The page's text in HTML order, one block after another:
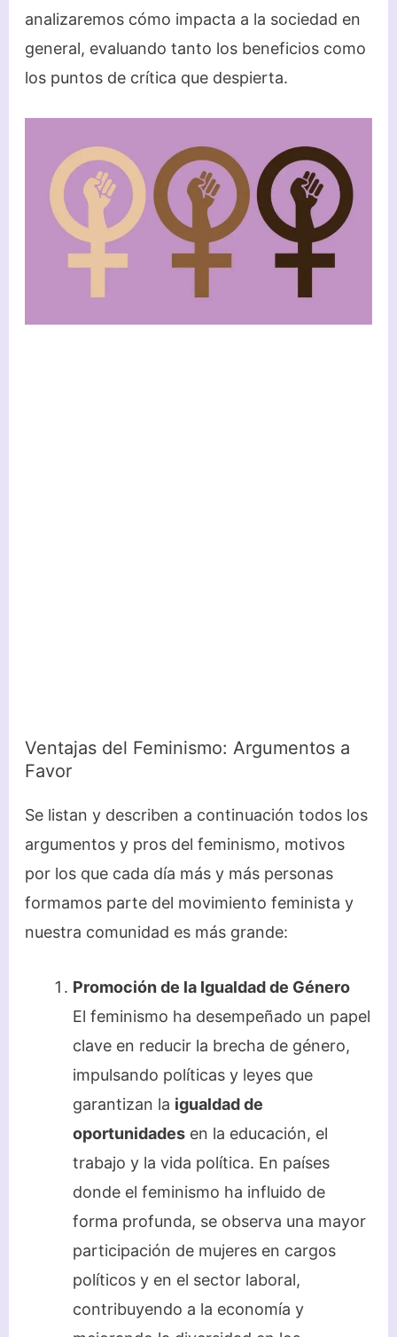
analizaremos cómo impacta a la sociedad en
general, evaluando tanto los beneficios como
los puntos de crítica que despierta.
Ventajas del Feminismo: Argumentos a
Favor
Se listan y describen a continuación todos los
argumentos y pros del feminismo, motivos
por los que cada día más y más personas
formamos parte del movimiento feminista y
nuestra comunidad es más grande:
Promoción de la Igualdad de Género
El feminismo ha desempeñado un papel
clave en reducir la brecha de género,
impulsando políticas y leyes que
garantizan la igualdad de
oportunidadesen la educación, el
trabajo y la vida política. En países
donde el feminismo ha influido de
forma profunda, se observa una mayor
participación de mujeres en cargos
políticos y en el sector laboral,
contribuyendo a la economía y